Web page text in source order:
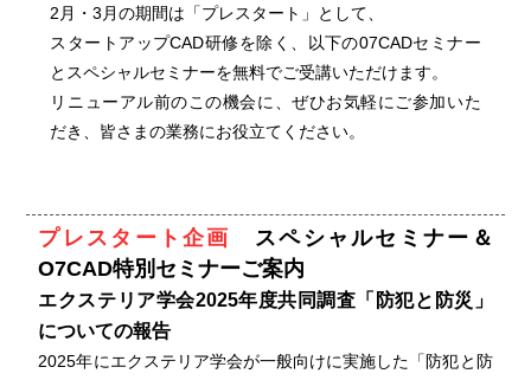
2月・3月の期間は「プレスタート」として、
スタートアップCAD研修を除く、以下の07CADセミナー
とスペシャルセミナーを無料でご受講いただけます。
リニューアル前のこの機会に、ぜひお気軽にご参加いた
だき、皆さまの業務にお役立てください。
プレスタート企画
スペシャルセミナー＆
O7CAD特別セミナーご案内
エクステリア学会2025年度共同調査「防犯と防災」
についての報告
2025年にエクステリア学会が一般向けに実施した「防犯と防